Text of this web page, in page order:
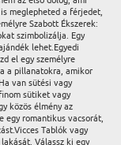
meglepheted a férjedet,
Szabott Ékszerek:
szimbolizálja. Egy
lehet.Egyedi
el egy személyre
a pillanatokra, amikor
van sütési vagy
sütiket vagy
közös élmény az
egy romantikus vacsorát,
Tablók vagy
Válassz ki egy